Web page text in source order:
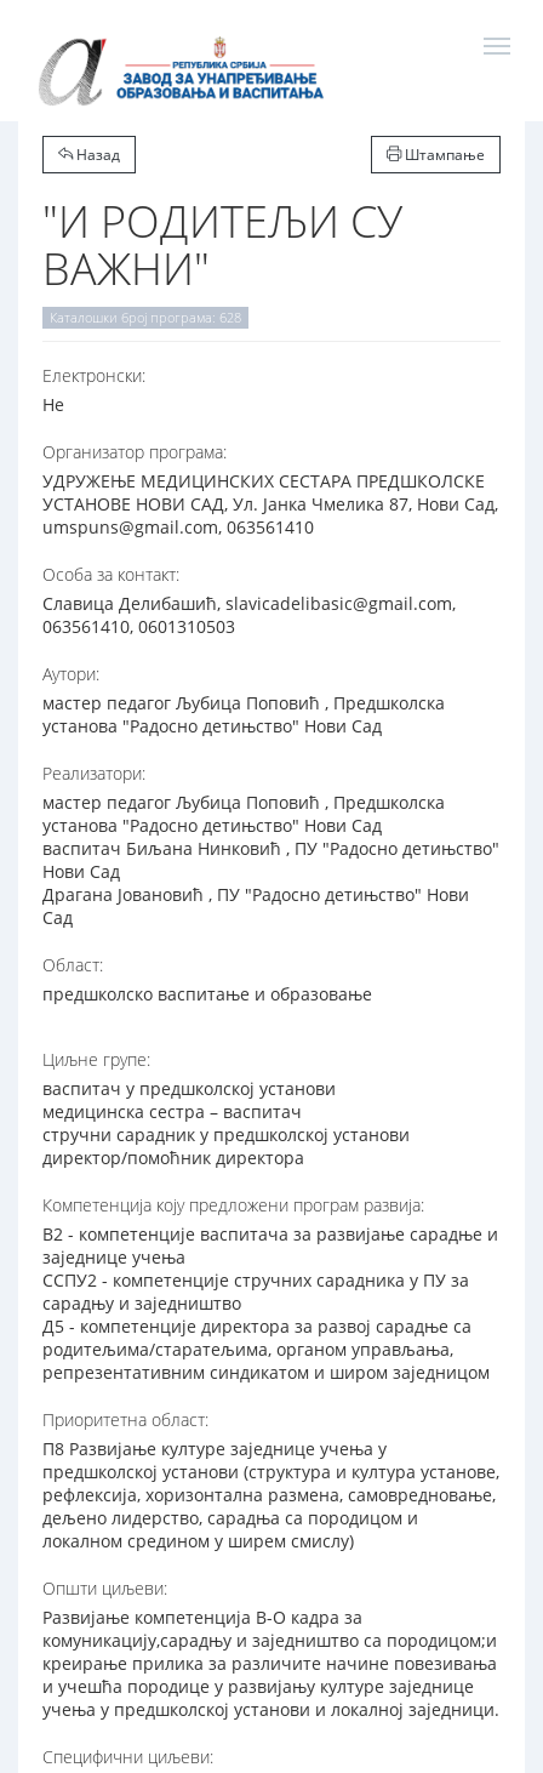
Назад Штампање
"И РОДИТЕЉИ СУ
ВАЖНИ"
Каталошки број програма: 628
Електронски:
Не
Организатор програма:
УДРУЖЕЊЕ МЕДИЦИНСКИХ СЕСТАРА ПРЕДШКОЛСКЕ
УСТАНОВЕ НОВИ САД, Ул. Јанка Чмелика 87, Нови Сад,
umspuns@gmail.com, 063561410
Особа за контакт:
Славица Делибашић, slavicadelibasic@gmail.com,
063561410, 0601310503
Аутори:
мастер педагог Љубица Поповић , Предшколска
установа "Радосно детињство" Нови Сад
Реализатори:
мастер педагог Љубица Поповић , Предшколска
установа "Радосно детињство" Нови Сад
васпитач Биљана Нинковић , ПУ "Радосно детињство"
Нови Сад
Драгана Јовановић , ПУ "Радосно детињство" Нови
Сад
Област:
предшколско васпитање и образовање
Циљне групе:
васпитач у предшколској установи
медицинска сестра – васпитач
стручни сарадник у предшколској установи
директор/помоћник директора
Компетенција коју предложени програм развија:
В2 - компетенције васпитача за развијање сарадње и
заједнице учења
ССПУ2 - компетенције стручних сарадника у ПУ за
сарадњу и заједништво
Д5 - компетенције директора за развој сарадње са
родитељима/старатељима, органом управљања,
репрезентативним синдикатом и широм заједницом
Приоритетна област:
П8 Развијање културе заједнице учења у
предшколској установи (структура и култура установе,
рефлексија, хоризонтална размена, самовредновање,
дељено лидерство, сарадња са породицом и
локалном средином у ширем смислу)
Општи циљеви:
Развијање компетенција В-О кадра за
комуникацију,сарадњу и заједништво са породицом;и
креирање прилика за различите начине повезивања
и учешћа породице у развијању културе заједнице
учења у предшколској установи и локалној заједници.
Специфични циљеви: